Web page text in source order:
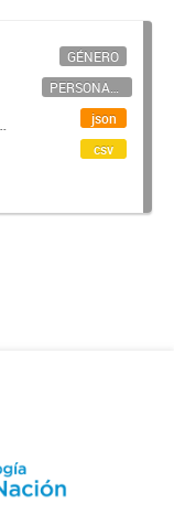
GÉNERO
PERSONAL CIENTÍFICO-TECNOLÓGICO
json
csv